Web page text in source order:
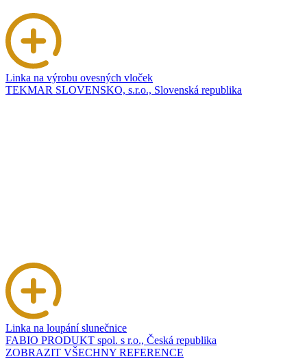
Linka na výrobu ovesných vloček
TEKMAR SLOVENSKO, s.r.o., Slovenská republika
Linka na loupání slunečnice
FABIO PRODUKT spol. s r.o., Česká republika
ZOBRAZIT VŠECHNY REFERENCE